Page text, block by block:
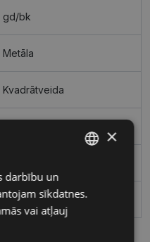
gd/bk
Metāla
Kvadrātveida
19 RUSSIAN
×
darbību un
sīkdatnes.
vai atļauj